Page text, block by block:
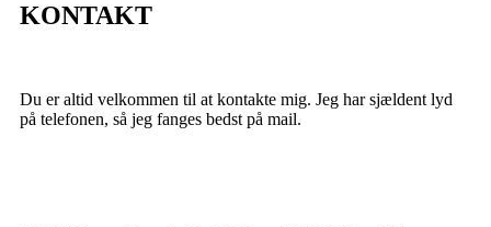
KONTAKT
Du er altid velkommen til at kontakte mig. Jeg har sjældent lyd
på telefonen, så jeg fanges bedst på mail.